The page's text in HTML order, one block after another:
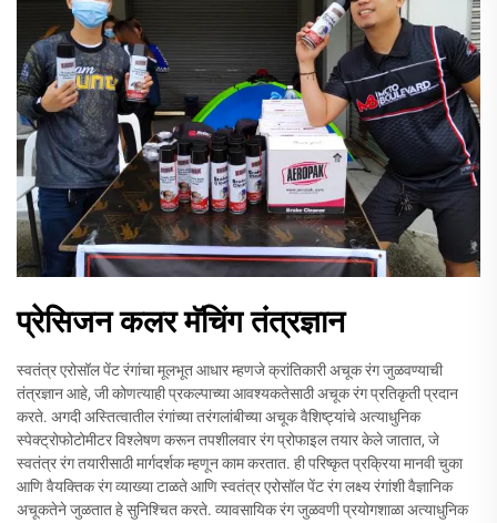
प्रेसिजन कलर मॅचिंग तंत्रज्ञान
स्वतंत्र एरोसॉल पेंट रंगांचा मूलभूत आधार म्हणजे क्रांतिकारी अचूक रंग जुळवण्याची
तंत्रज्ञान आहे, जी कोणत्याही प्रकल्पाच्या आवश्यकतेसाठी अचूक रंग प्रतिकृती प्रदान
करते. अगदी अस्तित्वातील रंगांच्या तरंगलांबीच्या अचूक वैशिष्ट्यांचे अत्याधुनिक
स्पेक्ट्रोफोटोमीटर विश्लेषण करून तपशीलवार रंग प्रोफाइल तयार केले जातात, जे
स्वतंत्र रंग तयारीसाठी मार्गदर्शक म्हणून काम करतात. ही परिष्कृत प्रक्रिया मानवी चुका
आणि वैयक्तिक रंग व्याख्या टाळते आणि स्वतंत्र एरोसॉल पेंट रंग लक्ष्य रंगांशी वैज्ञानिक
अचूकतेने जुळतात हे सुनिश्चित करते. व्यावसायिक रंग जुळवणी प्रयोगशाळा अत्याधुनिक